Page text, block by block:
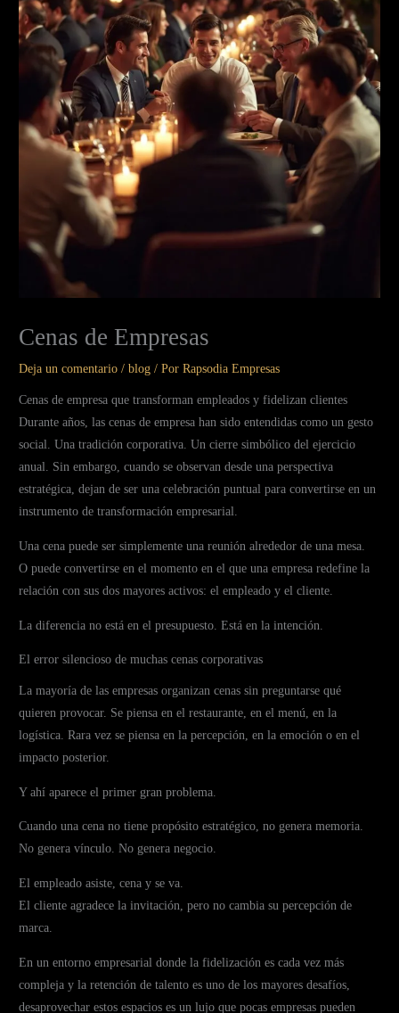
Cenas de Empresas
Deja un comentario /blog / PorRapsodia Empresas
Cenas de empresa que transforman empleados y fidelizan clientes
Durante años, las cenas de empresa han sido entendidas como un gesto
social. Una tradición corporativa. Un cierre simbólico del ejercicio
anual. Sin embargo, cuando se observan desde una perspectiva
estratégica, dejan de ser una celebración puntual para convertirse en un
instrumento de transformación empresarial.
Una cena puede ser simplemente una reunión alrededor de una mesa.
O puede convertirse en el momento en el que una empresa redefine la
relación con sus dos mayores activos: el empleado y el cliente.
La diferencia no está en el presupuesto. Está en la intención.
El error silencioso de muchas cenas corporativas
La mayoría de las empresas organizan cenas sin preguntarse qué
quieren provocar. Se piensa en el restaurante, en el menú, en la
logística. Rara vez se piensa en la percepción, en la emoción o en el
impacto posterior.
Y ahí aparece el primer gran problema.
Cuando una cena no tiene propósito estratégico, no genera memoria.
No genera vínculo. No genera negocio.
El empleado asiste, cena y se va.
El cliente agradece la invitación, pero no cambia su percepción de
marca.
En un entorno empresarial donde la fidelización es cada vez más
compleja y la retención de talento es uno de los mayores desafíos,
desaprovechar estos espacios es un lujo que pocas empresas pueden